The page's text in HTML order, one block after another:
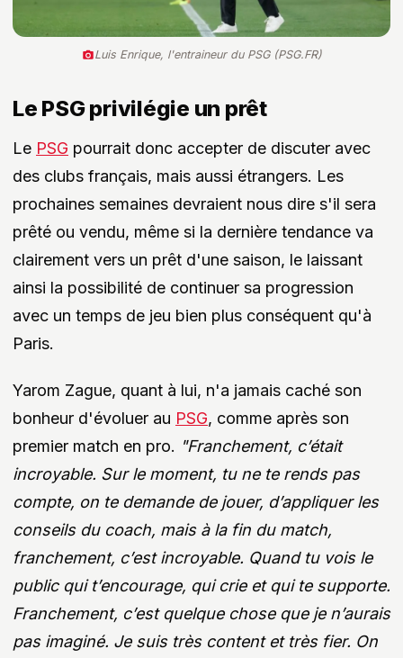
Luis Enrique, l'entraineur du PSG (PSG.FR)
Le PSG privilégie un prêt
Le PSG pourrait donc accepter de discuter avec
des clubs français, mais aussi étrangers. Les
prochaines semaines devraient nous dire s'il sera
prêté ou vendu, même si la dernière tendance va
clairement vers un prêt d'une saison, le laissant
ainsi la possibilité de continuer sa progression
avec un temps de jeu bien plus conséquent qu'à
Paris.
Yarom Zague, quant à lui, n'a jamais caché son
bonheur d'évoluer au PSG, comme après son
premier match en pro. "Franchement, c’était
incroyable. Sur le moment, tu ne te rends pas
compte, on te demande de jouer, d’appliquer les
conseils du coach, mais à la fin du match,
franchement, c’est incroyable. Quand tu vois le
public qui t’encourage, qui crie et qui te supporte.
Franchement, c’est quelque chose que je n’aurais
pas imaginé. Je suis très content et très fier. On